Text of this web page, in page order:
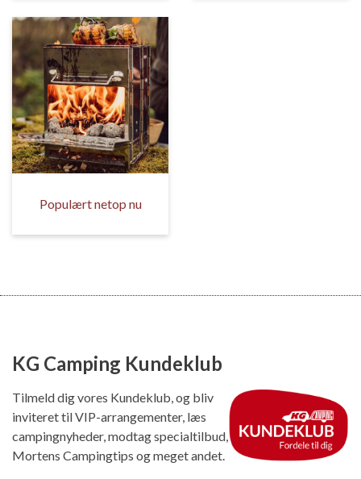
Populært netop nu
KG Camping Kundeklub
Tilmeld dig vores Kundeklub, og bliv
inviteret til VIP-arrangementer, læs
campingnyheder, modtag specialtilbud,
Mortens Campingtips og meget andet.